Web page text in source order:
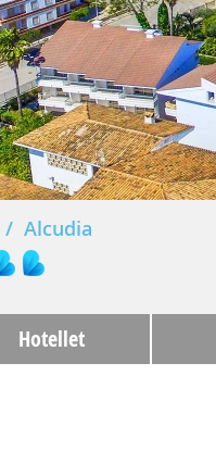
Alcudia
Hotellet